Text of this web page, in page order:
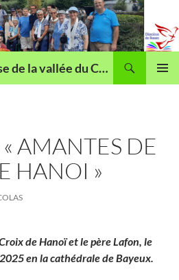
Paroisse Sainte Thérèse de la vallée du Cailly
AMANTES DE
HANOI »
de Hanoï et le père Lafon, le
en la cathédrale de Bayeux.